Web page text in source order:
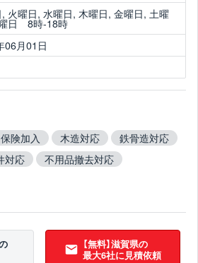
, 火曜日, 水曜日, 木曜日, 金曜日, 土曜
日 8時-18時
06月01日
保険加入 木造対応
鉄骨造対応
対応
不用品撤去対応
【無料】滋賀県の
最大6社に見積依頼